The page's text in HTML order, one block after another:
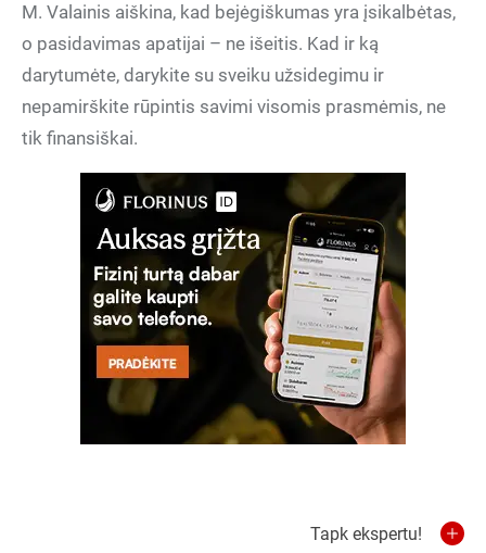
M. Valainis aiškina, kad bejėgiškumas yra įsikalbėtas,
o pasidavimas apatijai – ne išeitis. Kad ir ką
darytumėte, darykite su sveiku užsidegimu ir
nepamirškite rūpintis savimi visomis prasmėmis, ne
tik finansiškai.
Tapk ekspertu!